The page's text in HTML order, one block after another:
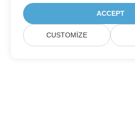
ACCEPT
CUSTOMIZE